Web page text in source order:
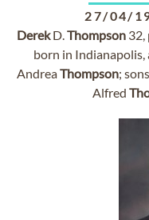
27/04/
DerekD.Thompson32,
born in Indianapolis,
AndreaThompson;
Alfred